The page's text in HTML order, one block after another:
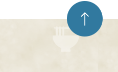
ペ
ー
ジ